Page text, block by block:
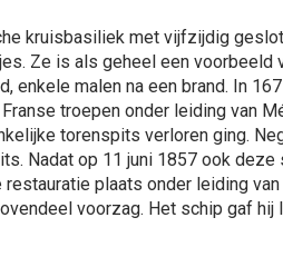
kruisbasiliek met vijfzijdig
Ze is als geheel een voorbeeld
enkele malen na een brand. In
troepen onder leiding van
torenspits verloren ging.
Nadat op 11 juni 1857 ook
plaats onder leiding
voorzag. Het schip gaf hij